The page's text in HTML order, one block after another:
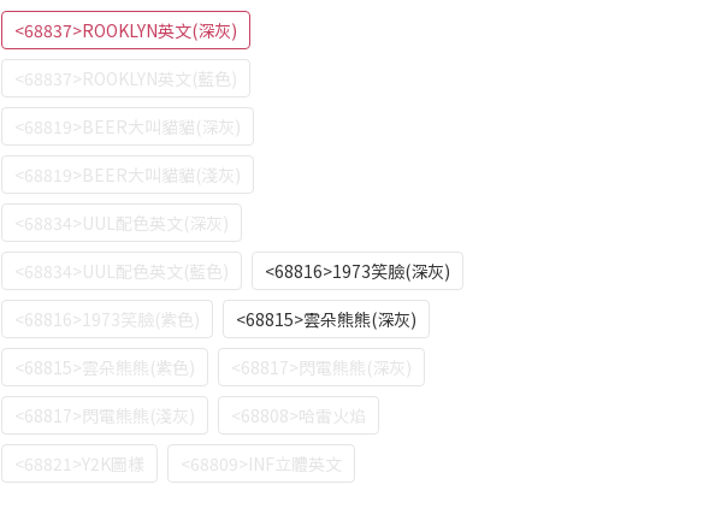
<68837>ROOKLYN英文(深灰)
<68837>ROOKLYN英文(藍色)
<68819>BEER大叫貓貓(深灰)
<68819>BEER大叫貓貓(淺灰)
<68834>UUL配色英文(深灰)
<68834>UUL配色英文(藍色)
<68816>1973笑臉(深灰)
<68816>1973笑臉(紫色)
<68815>雲朵熊熊(深灰)
<68815>雲朵熊熊(紫色)
<68817>閃電熊熊(深灰)
<68817>閃電熊熊(淺灰)
<68808>哈雷火焰
<68821>Y2K圖樣
<68809>INF立體英文